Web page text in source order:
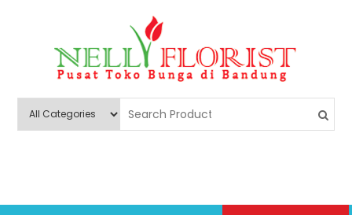
Nelly Florist Bandung